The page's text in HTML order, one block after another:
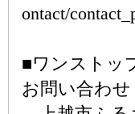
ontact/
■ワンストッ
お問い合わせ